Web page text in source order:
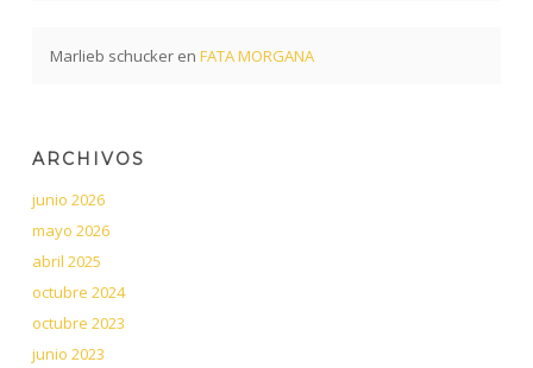
Marlieb schuckeren FATA MORGANA
ARCHIVOS
junio 2026
mayo 2026
abril 2025
octubre 2024
octubre 2023
junio 2023